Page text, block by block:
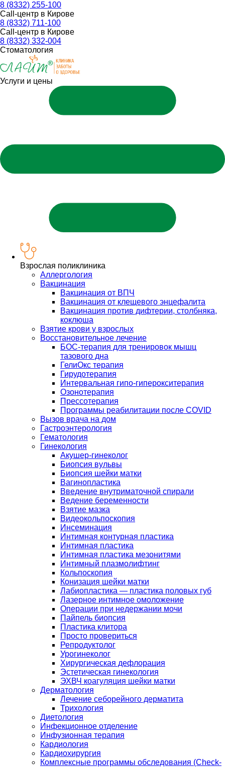
8 (8332) 255-100
Call-центр в Кирове
8 (8332) 711-100
Call-центр в Кирове
8 (8332) 332-004
Стоматология
Услуги и цены
Взрослая поликлиника
Аллергология
Вакцинация
Вакцинация от ВПЧ
Вакцинация от клещевого энцефалита
Вакцинация против дифтерии, столбняка,
коклюша
Взятие крови у взрослых
Восстановительное лечение
БОС-терапия для тренировок мышц
тазового дна
ГелиОкс терапия
Гирудотерапия
Интервальная гипо-гиперокситерапия
Озонотерапия
Прессотерапия
Программы реабилитации после СOVID
Вызов врача на дом
Гастроэнтерология
Гематология
Гинекология
Акушер-гинеколог
Биопсия вульвы
Биопсия шейки матки
Вагинопластика
Введение внутриматочной спирали
Ведение беременности
Взятие мазка
Видеокольпоскопия
Инсеминация
Интимная контурная пластика
Интимная пластика
Интимная пластика мезонитями
Интимный плазмолифтинг
Кольпоскопия
Конизация шейки матки
Лабиопластика — пластика половых губ
Лазерное интимное омоложение
Операции при недержании мочи
Пайпель биопсия
Пластика клитора
Просто провериться
Репродуктолог
Урогинеколог
Хирургическая дефлорация
Эстетическая гинекология
ЭХВЧ коагуляция шейки матки
Дерматология
Лечение себорейного дерматита
Трихология
Диетология
Инфекционное отделение
Инфузионная терапия
Кардиология
Кардиохирургия
Комплексные программы обследования (Check-